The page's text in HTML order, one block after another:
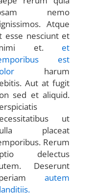
nemo
Atque
esse nesciunt et
et. et
est
harum
Aut at fugit
sed et aliquid.
ut
placeat
Rerum
delectus
Deserunt
autem